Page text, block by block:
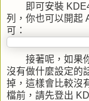
即可安裝 KDE4
列，你也可以開起
可：
接著呢，如果你
沒有做什麼設定的
掉，這樣會比較沒
檔前，請先登出